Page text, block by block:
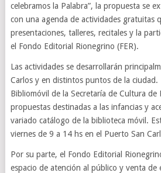
celebramos la Palabra”, la propuesta se
con una agenda de actividades gratuitas
presentaciones, talleres, recitales y la
el Fondo Editorial Rionegrino (FER).
Las actividades se desarrollarán
Carlos y en distintos puntos de la ciudad.
Bibliomóvil de la Secretaría de Cultura de
propuestas destinadas a las infancias y
variado catálogo de la biblioteca móvil.
viernes de 9 a 14 hs en el Puerto San
Por su parte, el Fondo Editorial
espacio de atención al público y venta de